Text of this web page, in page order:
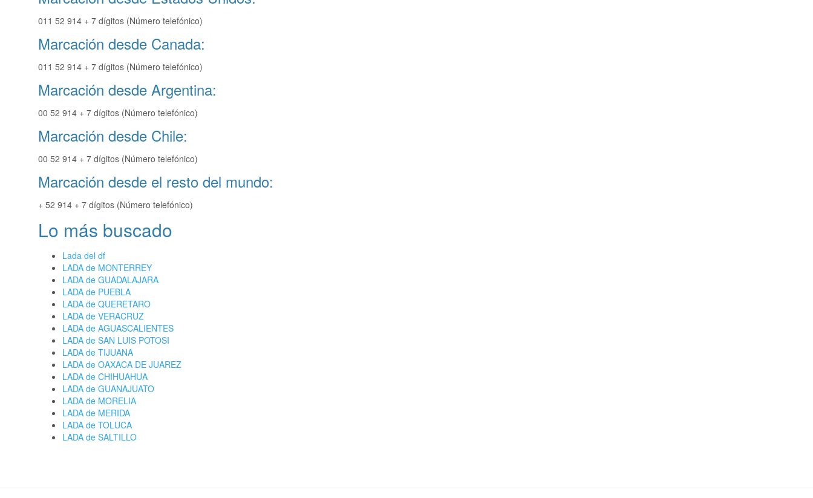
011 52 914 + 7 dígitos (Número telefónico)
Marcación desde Canada:
011 52 914 + 7 dígitos (Número telefónico)
Marcación desde Argentina:
00 52 914 + 7 dígitos (Número telefónico)
Marcación desde Chile:
00 52 914 + 7 dígitos (Número telefónico)
Marcación desde el resto del mundo:
+ 52 914 + 7 dígitos (Número telefónico)
Lo más buscado
Lada del df
LADA de MONTERREY
LADA de GUADALAJARA
LADA de PUEBLA
LADA de QUERETARO
LADA de VERACRUZ
LADA de AGUASCALIENTES
LADA de SAN LUIS POTOSI
LADA de TIJUANA
LADA de OAXACA DE JUAREZ
LADA de CHIHUAHUA
LADA de GUANAJUATO
LADA de MORELIA
LADA de MERIDA
LADA de TOLUCA
LADA de SALTILLO